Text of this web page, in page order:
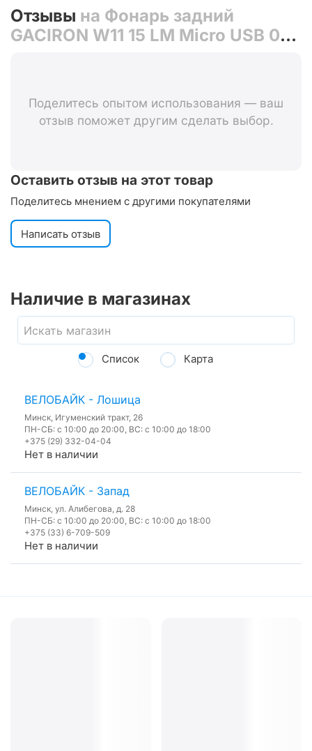
Отзывы на Фонарь задний
GACIRON W11 15 LM Micro USB 07-
Поделитесь опытом использования — ваш
отзыв поможет другим сделать выбор.
Оставить отзыв на этот товар
Поделитесь мнением с другими покупателями
Написать отзыв
Наличие в магазинах
Список Карта
ВЕЛОБАЙК - Лошица
Минск, Игуменский тракт, 26
ПН-СБ: с 10:00 до 20:00, ВС: с 10:00 до 18:00
+375 (29) 332-04-04
Нет в наличии
ВЕЛОБАЙК - Запад
Минск, ул. Алибегова, д. 28
ПН-СБ: с 10:00 до 20:00, ВС: с 10:00 до 18:00
+375 (33) 6-709-509
Нет в наличии